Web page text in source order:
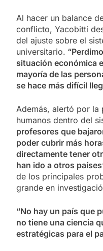
Al hacer un balance
conflicto, Yacobitti
del ajuste sobre el
universitario.
situación económica
mayoría de las
se hace más difícil
Además, alertó por la
humanos dentro del
profesores que
poder cubrir más
directamente tener
han ido a otros
de los principales
grande en
“No hay un país que
no tiene una ciencia
estratégicas para el